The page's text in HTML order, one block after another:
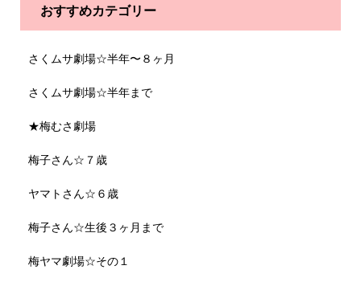
おすすめカテゴリー
さくムサ劇場☆半年〜８ヶ月
さくムサ劇場☆半年まで
★梅むさ劇場
梅子さん☆７歳
ヤマトさん☆６歳
梅子さん☆生後３ヶ月まで
梅ヤマ劇場☆その１